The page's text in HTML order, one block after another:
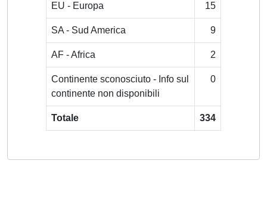
EU - Europa 15
SA - Sud America 9
AF - Africa 2
Continente sconosciuto - Info sul
continente non disponibili
0
Totale 334